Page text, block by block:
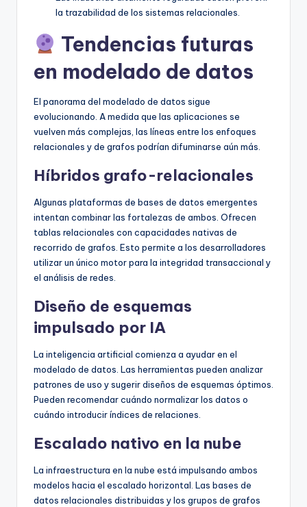
la trazabilidad de los sistemas relacionales.
Tendencias futuras
en modelado de datos
El panorama del modelado de datos sigue
evolucionando. A medida que las aplicaciones se
vuelven más complejas, las líneas entre los enfoques
relacionales y de grafos podrían difuminarse aún más.
Híbridos grafo-relacionales
Algunas plataformas de bases de datos emergentes
intentan combinar las fortalezas de ambos. Ofrecen
tablas relacionales con capacidades nativas de
recorrido de grafos. Esto permite a los desarrolladores
utilizar un único motor para la integridad transaccional y
el análisis de redes.
Diseño de esquemas
impulsado por IA
La inteligencia artificial comienza a ayudar en el
modelado de datos. Las herramientas pueden analizar
patrones de uso y sugerir diseños de esquemas óptimos.
Pueden recomendar cuándo normalizar los datos o
cuándo introducir índices de relaciones.
Escalado nativo en la nube
La infraestructura en la nube está impulsando ambos
modelos hacia el escalado horizontal. Las bases de
datos relacionales distribuidas y los grupos de grafos